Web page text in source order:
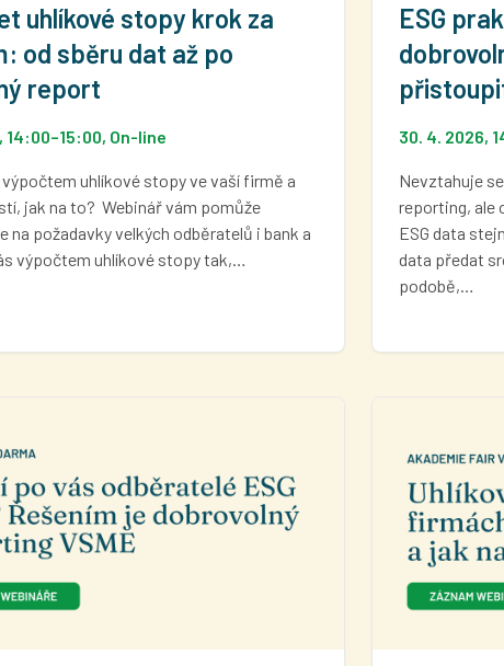
uhlíkové stopy krok za
od sběru dat až po
report
14:00–15:00, On-line
uhlíkové stopy ve vaší firmě a
jak na to? Webinář vám pomůže
na požadavky velkých odběratelů i bank a
výpočtem uhlíkové stopy tak,…
ESG
30. 4. 2026,
Nevztahuje
reporting, ale
ESG data
data předat
podobě,…